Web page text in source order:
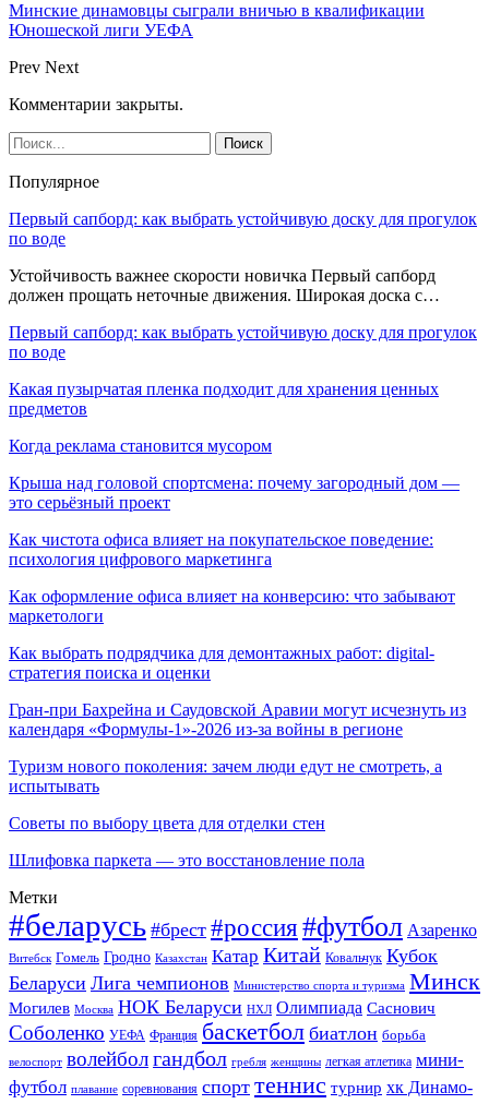
Минские динамовцы сыграли вничью в квалификации
Юношеской лиги УЕФА
Prev Next
Комментарии закрыты.
Популярное
Первый сапборд: как выбрать устойчивую доску для прогулок
по воде
Устойчивость важнее скорости новичка Первый сапборд
должен прощать неточные движения. Широкая доска с…
Первый сапборд: как выбрать устойчивую доску для прогулок
по воде
Какая пузырчатая пленка подходит для хранения ценных
предметов
Когда реклама становится мусором
Крыша над головой спортсмена: почему загородный дом —
это серьёзный проект
Как чистота офиса влияет на покупательское поведение:
психология цифрового маркетинга
Как оформление офиса влияет на конверсию: что забывают
маркетологи
Как выбрать подрядчика для демонтажных работ: digital-
стратегия поиска и оценки
Гран-при Бахрейна и Саудовской Аравии могут исчезнуть из
календаря «Формулы-1»-2026 из-за войны в регионе
Туризм нового поколения: зачем люди едут не смотреть, а
испытывать
Советы по выбору цвета для отделки стен
Шлифовка паркета — это восстановление пола
Метки
#беларусь #брест #россия#футбол Азаренко
Витебск Гомель Гродно Казахстан Катар Китай Ковальчук Кубок
Беларуси Лига чемпионов Министерство спорта и туризма Минск
Могилев Москва НОК Беларуси НХЛ Олимпиада Саснович
Соболенко УЕФА Франция баскетбол биатлон борьба
велоспорт волейболгандбол гребля женщины легкая атлетика мини-
футбол плавание соревнования спорт теннис турнир хк Динамо-